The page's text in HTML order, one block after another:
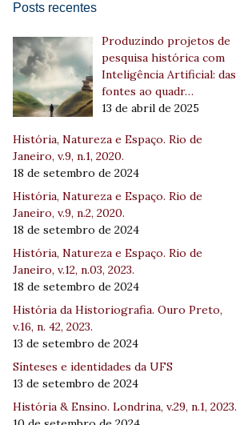
Posts recentes
Produzindo projetos de
pesquisa histórica com
Inteligência Artificial: das
fontes ao quadr…
13 de abril de 2025
História, Natureza e Espaço. Rio de
Janeiro, v.9, n.1, 2020.
18 de setembro de 2024
História, Natureza e Espaço. Rio de
Janeiro, v.9, n.2, 2020.
18 de setembro de 2024
História, Natureza e Espaço. Rio de
Janeiro, v.12, n.03, 2023.
18 de setembro de 2024
História da Historiografia. Ouro Preto,
v.16, n. 42, 2023.
13 de setembro de 2024
Sínteses e identidades da UFS
13 de setembro de 2024
História & Ensino. Londrina, v.29, n.1, 2023.